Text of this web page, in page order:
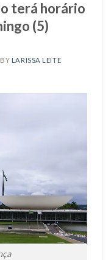
terá horário
(5)
BY LARISSA LEITE